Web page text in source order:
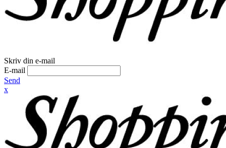
Skriv din e-mail
E-mail
Send
x